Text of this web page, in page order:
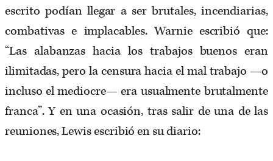
escrito podían llegar a ser brutales, incendiarias,
combativas e implacables. Warnie escribió que:
“Las alabanzas hacia los trabajos buenos eran
ilimitadas, pero la censura hacia el mal trabajo —o
incluso el mediocre— era usualmente brutalmente
franca”. Y en una ocasión, tras salir de una de las
reuniones, Lewis escribió en su diario: